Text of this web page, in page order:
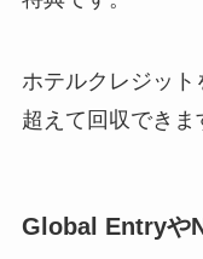
ホテルクレジッ
超えて回収できま
Global Entryや